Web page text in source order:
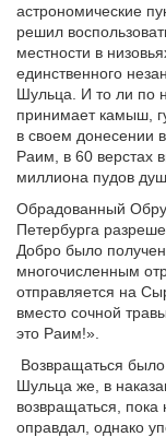
астрономические
решил
местности в
единственного
Шульца. И то ли по
принимает камыш,
в своем донесении
Раим, в 60 верстах
миллиона пудов
Обрадованный
Петербурга
Добро было
многочисленным
отправляется на
вместо сочной
это Раим!».
Возвращаться
Шульца же, в
возвращаться, пока
оправдал, однако